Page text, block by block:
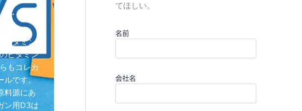
ン・ワン
ビタミン
ビタミン
もコレカ
ルです。
料源にあ
ン用D3は
てほしい。
名前
会社名